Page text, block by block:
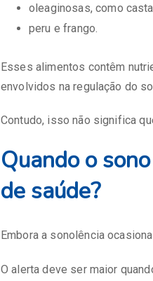
oleaginosas, como
peru e frango.
Esses alimentos contêm
envolvidos na regulação do
Contudo, isso não significa
Quando o
de saúde?
Embora a sonolência
O alerta deve ser maior